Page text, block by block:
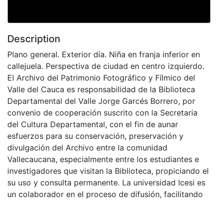
Description
Plano general. Exterior día. Niña en franja inferior en
callejuela. Perspectiva de ciudad en centro izquierdo.
El Archivo del Patrimonio Fotográfico y Fílmico del
Valle del Cauca es responsabilidad de la Biblioteca
Departamental del Valle Jorge Garcés Borrero, por
convenio de cooperación suscrito con la Secretaria
del Cultura Departamental, con el fin de aunar
esfuerzos para su conservación, preservación y
divulgación del Archivo entre la comunidad
Vallecaucana, especialmente entre los estudiantes e
investigadores que visitan la Biblioteca, propiciando el
su uso y consulta permanente. La universidad Icesi es
un colaborador en el proceso de difusión, facilitando